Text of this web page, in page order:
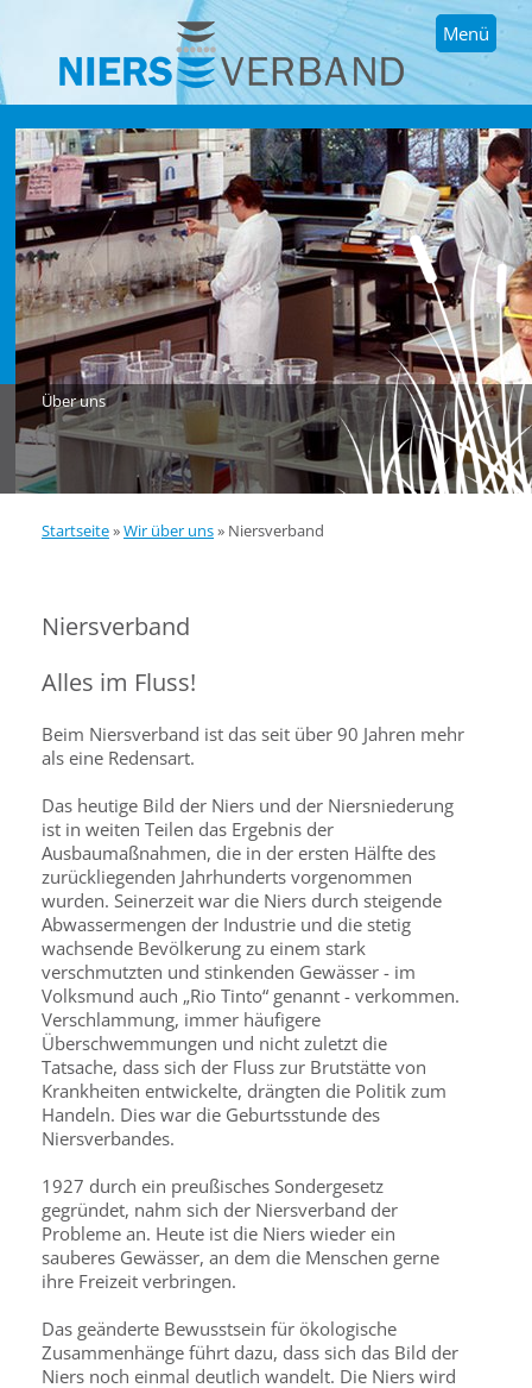
Menü
Über uns
Startseite»Wir über uns» Niersverband
Niersverband
Alles im Fluss!
Beim Niersverband ist das seit über 90 Jahren mehr
als eine Redensart.
Das heutige Bild der Niers und der Niersniederung
ist in weiten Teilen das Ergebnis der
Ausbaumaßnahmen, die in der ersten Hälfte des
zurückliegenden Jahrhunderts vorgenommen
wurden. Seinerzeit war die Niers durch steigende
Abwassermengen der Industrie und die stetig
wachsende Bevölkerung zu einem stark
verschmutzten und stinkenden Gewässer - im
Volksmund auch „Rio Tinto“ genannt - verkommen.
Verschlammung, immer häufigere
Überschwemmungen und nicht zuletzt die
Tatsache, dass sich der Fluss zur Brutstätte von
Krankheiten entwickelte, drängten die Politik zum
Handeln. Dies war die Geburtsstunde des
Niersverbandes.
1927 durch ein preußisches Sondergesetz
gegründet, nahm sich der Niersverband der
Probleme an. Heute ist die Niers wieder ein
sauberes Gewässer, an dem die Menschen gerne
ihre Freizeit verbringen.
Das geänderte Bewusstsein für ökologische
Zusammenhänge führt dazu, dass sich das Bild der
Niers noch einmal deutlich wandelt. Die Niers wird